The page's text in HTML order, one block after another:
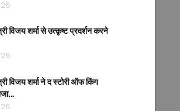
विजय शर्मा से उत्कृष्ट प्रदर्शन करने
विजय शर्मा ने द स्टोरी ऑफ किंग